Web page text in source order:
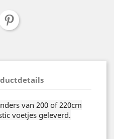
van 200 of 220cm
voetjes geleverd.